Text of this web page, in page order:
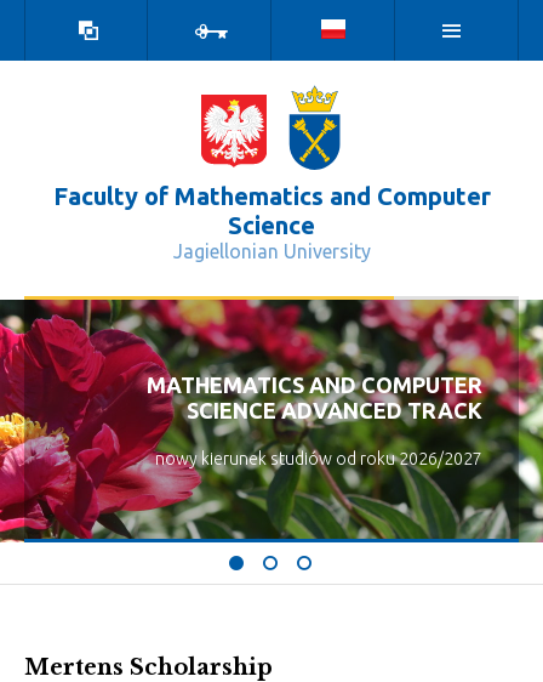
contrast
version
Faculty of Mathematics and Computer
Science
Jagiellonian University
Mertens Scholarship - Wydział
MATHEMATICS AND COMPUTER
SCIENCE ADVANCED TRACK
nowy kierunek studiów od roku 2026/2027
Mertens Scholarship